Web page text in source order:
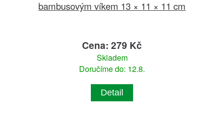
bambusovým víkem 13 × 11 × 11 cm
Cena: 279 Kč
Skladem
Doručíme do: 12.8.
Detail